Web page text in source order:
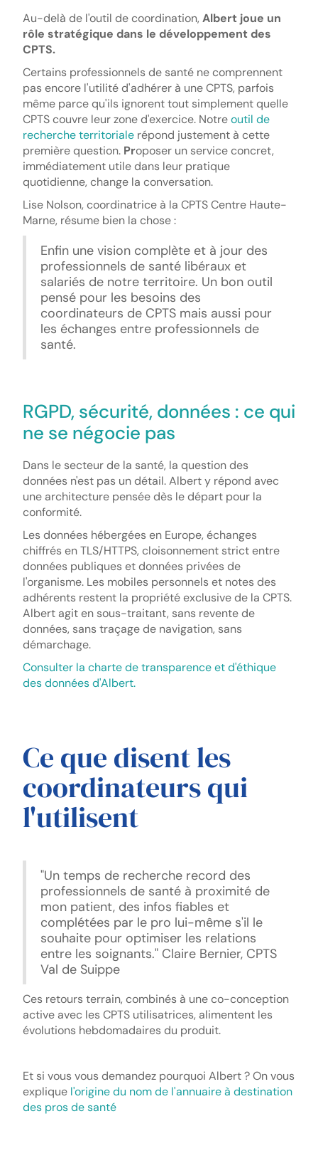
Au-delà de l'outil de coordination, Albert joue un
rôle stratégique dans le développement des
CPTS.
Certains professionnels de santé ne comprennent
pas encore l'utilité d'adhérer à une CPTS, parfois
même parce qu'ils ignorent tout simplement quelle
CPTS couvre leur zone d'exercice. Notreoutil de
recherche territoriale répond justement à cette
première question. Proposer un service concret,
immédiatement utile dans leur pratique
quotidienne, change la conversation.
Lise Nolson, coordinatrice à la CPTS Centre Haute-
Marne, résume bien la chose :
Enfin une vision complète et à jour des
professionnels de santé libéraux et
salariés de notre territoire. Un bon outil
pensé pour les besoins des
coordinateurs de CPTS mais aussi pour
les échanges entre professionnels de
santé.
RGPD, sécurité, données : ce qui
ne se négocie pas
Dans le secteur de la santé, la question des
données n'est pas un détail. Albert y répond avec
une architecture pensée dès le départ pour la
conformité.
Les données hébergées en Europe, échanges
chiffrés en TLS/HTTPS, cloisonnement strict entre
données publiques et données privées de
l'organisme. Les mobiles personnels et notes des
adhérents restent la propriété exclusive de la CPTS.
Albert agit en sous-traitant, sans revente de
données, sans traçage de navigation, sans
démarchage.
Consulter la charte de transparence et d'éthique
des données d'Albert.
Ce que disent les
coordinateurs qui
l'utilisent
"Un temps de recherche record des
professionnels de santé à proximité de
mon patient, des infos fiables et
complétées par le pro lui-même s'il le
souhaite pour optimiser les relations
entre les soignants." Claire Bernier, CPTS
Val de Suippe
Ces retours terrain, combinés à une co-conception
active avec les CPTS utilisatrices, alimentent les
évolutions hebdomadaires du produit.
Et si vous vous demandez pourquoi Albert ? On vous
explique l'origine du nom de l'annuaire à destination
des pros de santé